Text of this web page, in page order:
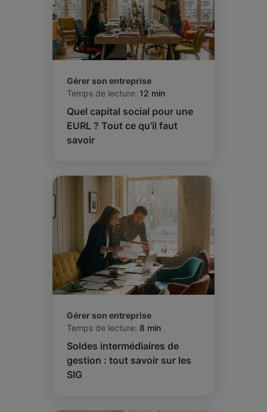
Gérer son entreprise
Temps de lecture: 12 min
Quel capital social pour une
EURL ? Tout ce qu'il faut
savoir
Gérer son entreprise
Temps de lecture: 8 min
Soldes intermédiaires de
gestion : tout savoir sur les
SIG